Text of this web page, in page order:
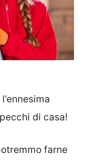
di casa!
farne